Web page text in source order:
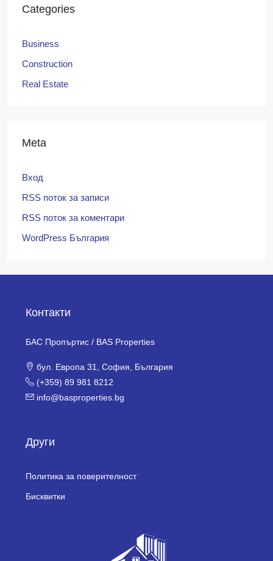
Categories
Business
Construction
Real Estate
Meta
Вход
RSS поток за записи
RSS поток за коментари
WordPress България
Контакти
БАС Пропъртис / BAS Properties
бул. Европа 31, София, България
(+359) 89 981 8212
info@basproperties.bg
Други
Политика за поверителност
Бисквитки